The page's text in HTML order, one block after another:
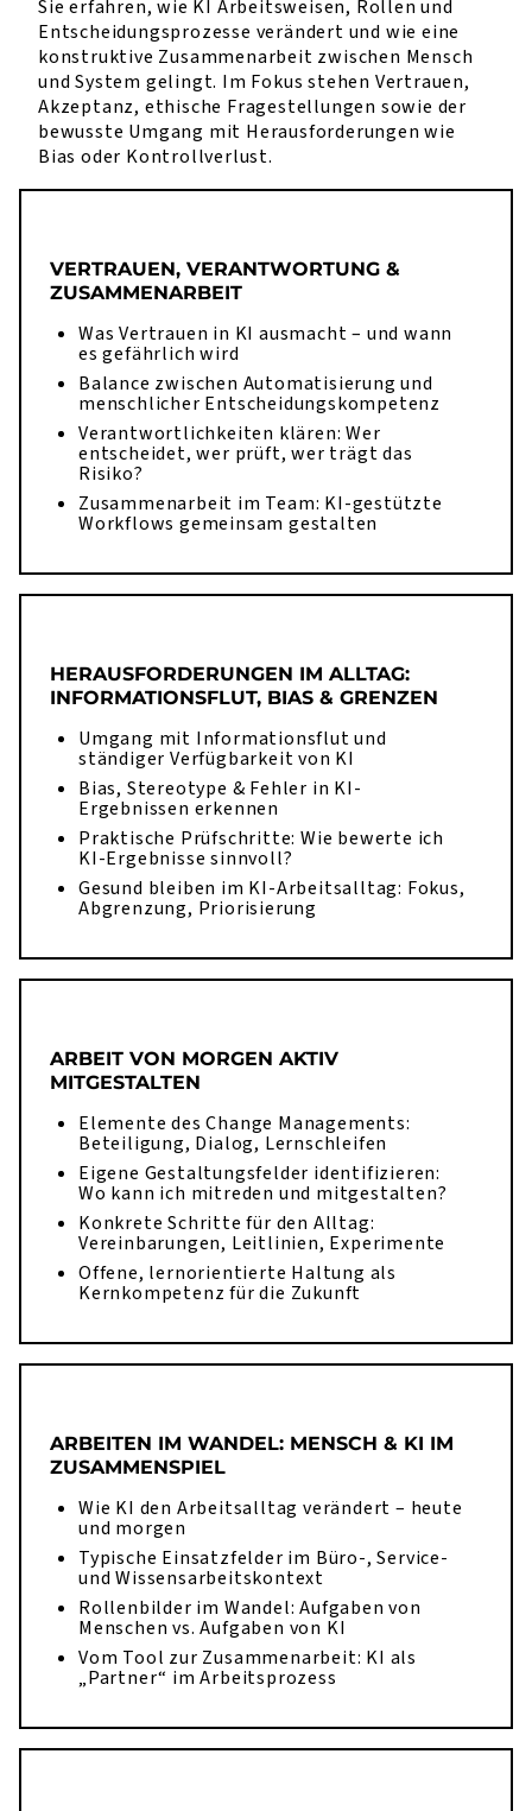
Sie erfahren, wie KI Arbeitsweisen, Rollen und
Entscheidungsprozesse verändert und wie eine
konstruktive Zusammenarbeit zwischen Mensch
und System gelingt. Im Fokus stehen Vertrauen,
Akzeptanz, ethische Fragestellungen sowie der
bewusste Umgang mit Herausforderungen wie
Bias oder Kontrollverlust.
VERTRAUEN, VERANTWORTUNG &
ZUSAMMENARBEIT
Was Vertrauen in KI ausmacht – und wann
es gefährlich wird
Balance zwischen Automatisierung und
menschlicher Entscheidungskompetenz
Verantwortlichkeiten klären: Wer
entscheidet, wer prüft, wer trägt das
Risiko?
Zusammenarbeit im Team: KI-gestützte
Workflows gemeinsam gestalten
HERAUSFORDERUNGEN IM ALLTAG:
INFORMATIONSFLUT, BIAS & GRENZEN
Umgang mit Informationsflut und
ständiger Verfügbarkeit von KI
Bias, Stereotype & Fehler in KI-
Ergebnissen erkennen
Praktische Prüfschritte: Wie bewerte ich
KI-Ergebnisse sinnvoll?
Gesund bleiben im KI-Arbeitsalltag: Fokus,
Abgrenzung, Priorisierung
ARBEIT VON MORGEN AKTIV
MITGESTALTEN
Elemente des Change Managements:
Beteiligung, Dialog, Lernschleifen
Eigene Gestaltungsfelder identifizieren:
Wo kann ich mitreden und mitgestalten?
Konkrete Schritte für den Alltag:
Vereinbarungen, Leitlinien, Experimente
Offene, lernorientierte Haltung als
Kernkompetenz für die Zukunft
ARBEITEN IM WANDEL: MENSCH & KI IM
ZUSAMMENSPIEL
Wie KI den Arbeitsalltag verändert – heute
und morgen
Typische Einsatzfelder im Büro-, Service-
und Wissensarbeitskontext
Rollenbilder im Wandel: Aufgaben von
Menschen vs. Aufgaben von KI
Vom Tool zur Zusammenarbeit: KI als
„Partner“ im Arbeitsprozess